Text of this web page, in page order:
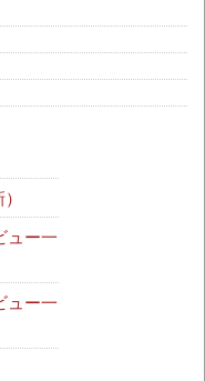
ュー一
ュー一